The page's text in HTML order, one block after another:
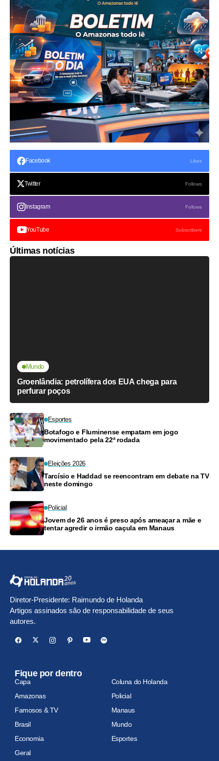
Facebook Likes
Twitter Follows
Instagram Follows
YouTube Subscribers
Últimas notícias
Mundo
Groenlândia: petrolífera dos EUA chega para
perfurar poços
Esportes
Botafogo e Fluminense empatam em jogo
movimentado pela 22ª rodada
Eleições 2026
Tarcísio e Haddad se reencontram em debate na TV
neste domingo
Policial
Jovem de 26 anos é preso após ameaçar a mãe e
tentar agredir o irmão caçula em Manaus
Diretor-Presidente: Raimundo de Holanda
Artigos assinados são de responsabilidade de seus
autores.
Fique por dentro
Capa
Coluna do Holanda
Amazonas
Policial
Famosos & TV
Manaus
Brasil
Mundo
Economia
Esportes
Geral